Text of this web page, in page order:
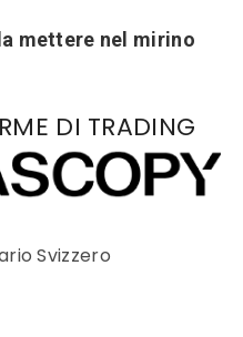
mettere nel mirino
DI TRADING
Svizzero